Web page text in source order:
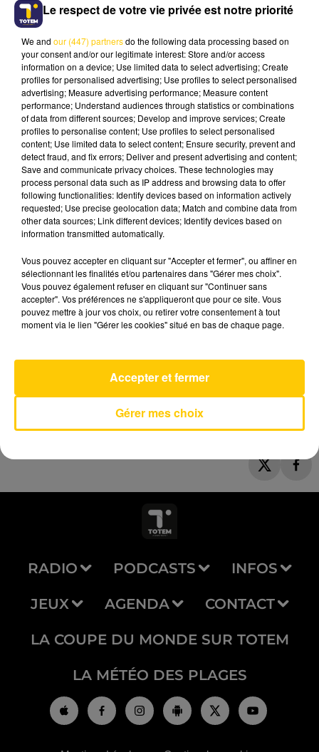
Lecture (4 min 6 sec)
13 mai 2026 - 4 min 6 sec
L'INFO DE LA LOZÈRE DU 13/05/26 À
08H00
L'info de la Lozère
TEXAS
AVEYRON NORD
RADIO PODCASTS INFOS
JEUX AGENDA CONTACT
LA COUPE DU MONDE SUR TOTEM
LA MÉTÉO DES PLAGES
Le respect de votre vie privée est notre priorité
We and our (447) partnersdo the following data processing based on
your consent and/or our legitimate interest: Store and/or access
information on a device; Use limited data to select advertising; Create
profiles for personalised advertising; Use profiles to select personalised
advertising; Measure advertising performance; Measure content
performance; Understand audiences through statistics or combinations
of data from different sources; Develop and improve services; Create
profiles to personalise content; Use profiles to select personalised
content; Use limited data to select content; Ensure security, prevent and
detect fraud, and fix errors; Deliver and present advertising and content;
Save and communicate privacy choices. These technologies may
process personal data such as IP address and browsing data to offer
following functionalities: Identify devices based on information actively
requested; Use precise geolocation data; Match and combine data from
other data sources; Link different devices; Identify devices based on
information transmitted automatically.
Vous pouvez accepter en cliquant sur "Accepter et fermer", ou affiner en
sélectionnant les finalités et/ou partenaires dans "Gérer mes choix".
Vous pouvez également refuser en cliquant sur "Continuer sans
accepter". Vos préférences ne s'appliqueront que pour ce site. Vous
pouvez mettre à jour vos choix, ou retirer votre consentement à tout
moment via le lien "Gérer les cookies" situé en bas de chaque page.
Gérer mes choix
Accepter et fermer